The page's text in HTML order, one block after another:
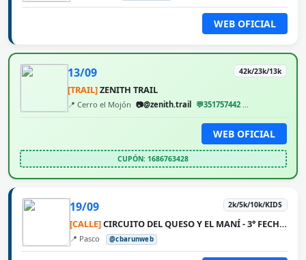
WEB OFICIAL
13/09 42k/23k/13k
[TRAIL]ZENITH TRAIL
📍 Cerro el Mojón 📷@zenith.trail 💬351757442
WEB OFICIAL
CUPÓN: 1686763428
19/09 2k/5k/10k/KIDS
[CALLE]CIRCUITO DEL QUESO Y EL MANÍ - 3° FECHA PASCO
📍 Pasco @cbarunweb